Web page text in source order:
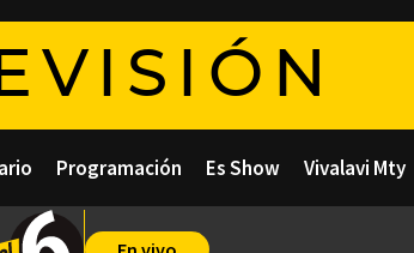
Programación Es Show Vivalavi Mty